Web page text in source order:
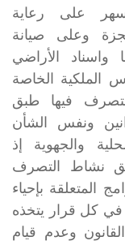
على رعاية
وعلى صيانة
واسناد الأراضي
الملكية الخاصة
فيها طبق
ونفس الشأن
والجهوية إذ
نشاط التصرف
المتعلقة بإحياء
في كل قرار يتخذه
وعدم قيام